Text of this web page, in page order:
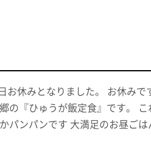
お休みとなりました。 お休み
の『ひゅうが飯定食』です。
パンパンです 大満足のお昼ご